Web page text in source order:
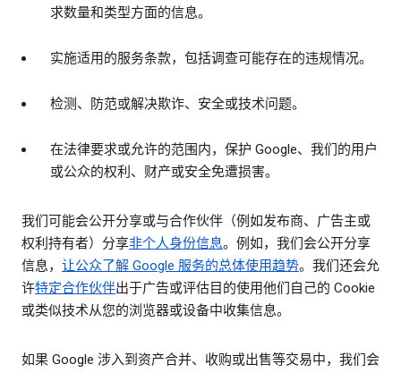
求数量和类型方面的信息。
实施适用的服务条款，包括调查可能存在的违规情况。
检测、防范或解决欺诈、安全或技术问题。
在法律要求或允许的范围内，保护 Google、我们的用户
或公众的权利、财产或安全免遭损害。
我们可能会公开分享或与合作伙伴（例如发布商、广告主或
权利持有者）分享非个人身份信息。例如，我们会公开分享
信息， 让公众了解 Google 服务的总体使用趋势。我们还会允
许特定合作伙伴出于广告或评估目的使用他们自己的 Cookie
或类似技术从您的浏览器或设备中收集信息。
如果 Google 涉入到资产合并、收购或出售等交易中，我们会